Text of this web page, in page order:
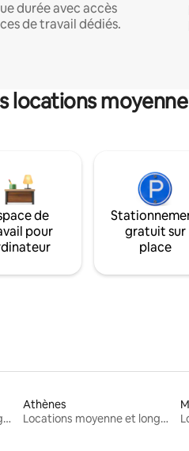
durée avec accès
de travail dédiés.
locations
de
pour
gratuit sur
place
Locations moyenne et longue durée
Athènes
Locations moyenne et longue durée